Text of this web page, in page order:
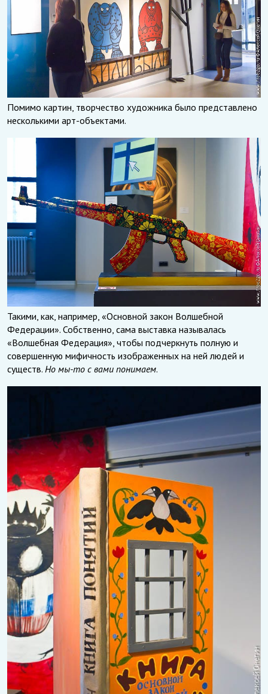
Помимо картин, творчество художника было представлено
несколькими арт-объектами.
Такими, как, например, «Основной закон Волшебной
Федерации». Собственно, сама выставка называлась
«Волшебная Федерация», чтобы подчеркнуть полную и
совершенную мифичность изображенных на ней людей и
существ. Но мы-то с вами понимаем.